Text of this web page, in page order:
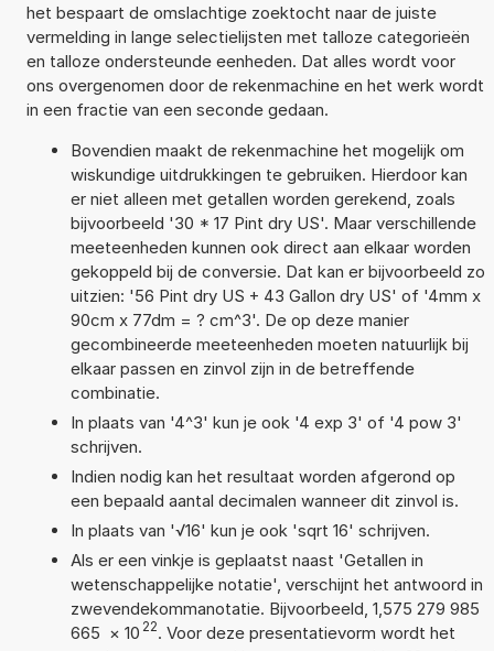
het bespaart de omslachtige zoektocht naar de juiste
vermelding in lange selectielijsten met talloze categorieën
en talloze ondersteunde eenheden. Dat alles wordt voor
ons overgenomen door de rekenmachine en het werk wordt
in een fractie van een seconde gedaan.
Bovendien maakt de rekenmachine het mogelijk om
wiskundige uitdrukkingen te gebruiken. Hierdoor kan
er niet alleen met getallen worden gerekend, zoals
bijvoorbeeld '30 * 17 Pint dry US'. Maar verschillende
meeteenheden kunnen ook direct aan elkaar worden
gekoppeld bij de conversie. Dat kan er bijvoorbeeld zo
uitzien: '56 Pint dry US + 43 Gallon dry US' of '4mm x
90cm x 77dm = ? cm^3'. De op deze manier
gecombineerde meeteenheden moeten natuurlijk bij
elkaar passen en zinvol zijn in de betreffende
combinatie.
In plaats van '4^3' kun je ook '4 exp 3' of '4 pow 3'
schrijven.
Indien nodig kan het resultaat worden afgerond op
een bepaald aantal decimalen wanneer dit zinvol is.
In plaats van '√16' kun je ook 'sqrt 16' schrijven.
Als er een vinkje is geplaatst naast 'Getallen in
wetenschappelijke notatie', verschijnt het antwoord in
zwevendekommanotatie. Bijvoorbeeld, 1,575 279 985
665 × 10 22. Voor deze presentatievorm wordt het